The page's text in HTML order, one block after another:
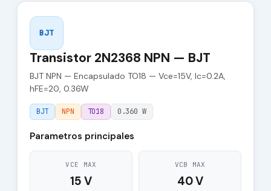
BJT
Transistor 2N2368 NPN — BJT
BJT NPN — Encapsulado TO18 — Vce=15V, Ic=0.2A,
hFE=20, 0.36W
BJT NPN TO18 0.360 W
Parametros principales
VCE MAX
15 V
VCB MAX
40 V